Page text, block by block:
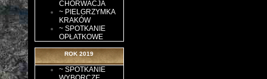
CHORWACJA
~ PIELGRZYMKA
KRAKÓW
~ SPOTKANIE
OPŁATKOWE
ROK 2019
~ SPOTKANIE